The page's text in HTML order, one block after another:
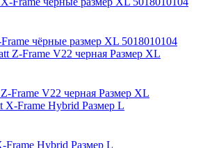
чёрные размер XL 5018010104
Frame V22 черная Размер XL
Frame Hybrid Размер L